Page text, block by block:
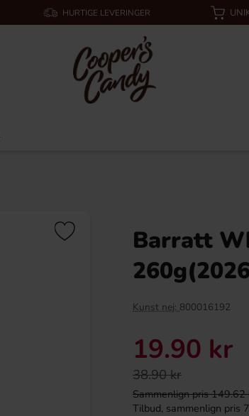
HURTIGE LEVERINGER
Barratt
Kunst nej: 800016192
19.90 kr
38.90 kr
Sammenlign pris
Tilbud, sammenlign pris